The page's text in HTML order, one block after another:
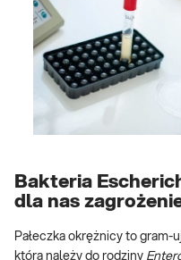
Bakteria
dla nas
Pałeczka okrężnicy to
która należy do rodziny